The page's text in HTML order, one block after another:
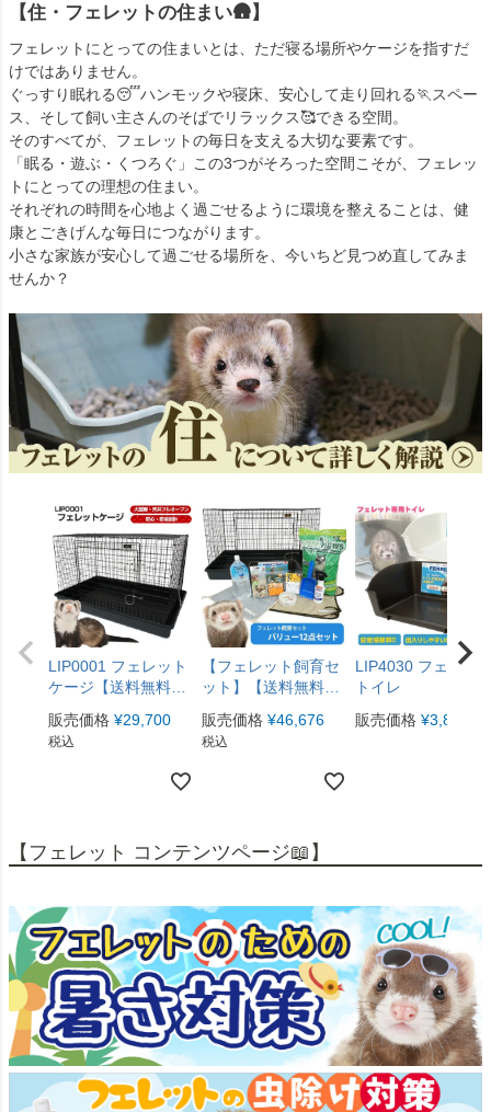
ジ】
【住・フェレットの住まい🛖】
フェレットにとっての住まいとは、ただ寝る場所やケージを指すだ
けではありません。
ぐっすり眠れる😴ハンモックや寝床、安心して走り回れる🏃スペー
ス、そして飼い主さんのそばでリラックス🥰できる空間。
そのすべてが、フェレットの毎日を支える大切な要素です。
「眠る・遊ぶ・くつろぐ」この3つがそろった空間こそが、フェレッ
トにとっての理想の住まい。
それぞれの時間を心地よく過ごせるように環境を整えることは、健
康とごきげんな毎日につながります。
小さな家族が安心して過ごせる場所を、今いちど見つめ直してみま
せんか？
LIP0001 フェレット
ケージ【送料無料】
【フェレットケー
ジ】
販売価格 ¥29,700
税込
【フェレット飼育セ
ット】【送料無料】
フェレット飼育セッ
ト フェレットケー
ジ付き バリュー12点
販売価格 ¥46,676
税込
LIP4030 フェレッ
トイレ
販売価格 ¥3,850
【フェレット コンテンツページ📖】